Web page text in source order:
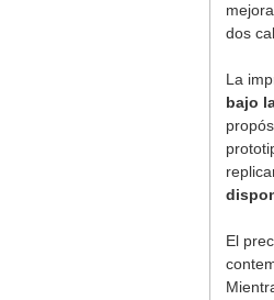
dos
La
bajo
El